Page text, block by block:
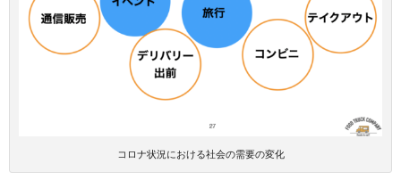
コロナ状況における社会の需要の変化